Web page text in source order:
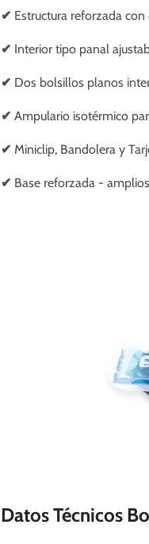
✔ Estructura reforzada con
✔ Interior tipo panal
✔ Dos bolsillos planos
✔ Ampulario isotérmico
✔ Miniclip, Bandolera y
✔ Base reforzada -
Datos Técnicos